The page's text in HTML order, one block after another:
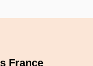
France